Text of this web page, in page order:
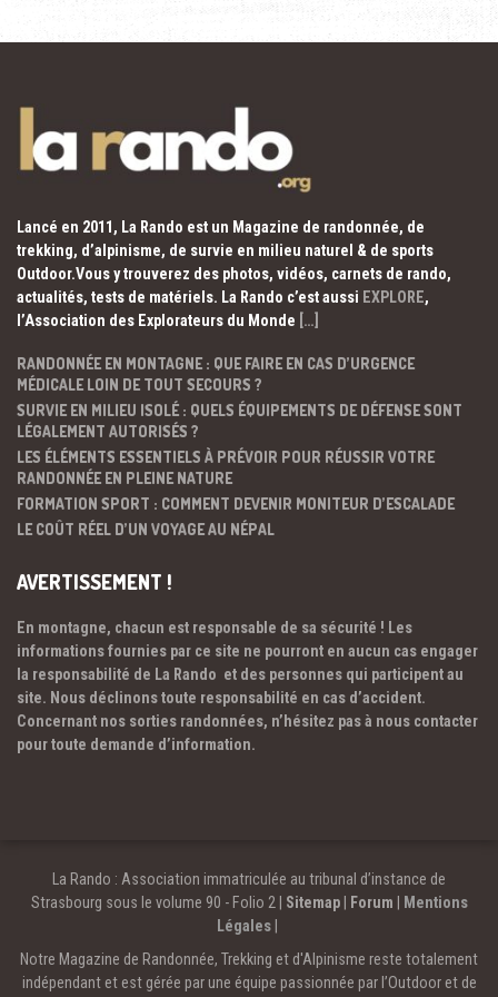
Lancé en 2011, La Rando est un Magazine de randonnée, de
trekking, d’alpinisme, de survie en milieu naturel & de sports
Outdoor.Vous y trouverez des photos, vidéos, carnets de rando,
actualités, tests de matériels. La Rando c’est aussi EXPLORE,
l’Association des Explorateurs du Monde […]
RANDONNÉE EN MONTAGNE : QUE FAIRE EN CAS D’URGENCE
MÉDICALE LOIN DE TOUT SECOURS ?
SURVIE EN MILIEU ISOLÉ : QUELS ÉQUIPEMENTS DE DÉFENSE SONT
LÉGALEMENT AUTORISÉS ?
LES ÉLÉMENTS ESSENTIELS À PRÉVOIR POUR RÉUSSIR VOTRE
RANDONNÉE EN PLEINE NATURE
FORMATION SPORT : COMMENT DEVENIR MONITEUR D’ESCALADE
LE COÛT RÉEL D’UN VOYAGE AU NÉPAL
AVERTISSEMENT !
En montagne, chacun est responsable de sa sécurité ! Les
informations fournies par ce site ne pourront en aucun cas engager
la responsabilité de La Rando et des personnes qui participent au
site. Nous déclinons toute responsabilité en cas d’accident.
Concernant nos sorties randonnées, n’hésitez pas à nous contacter
pour toute demande d’information.
La Rando : Association immatriculée au tribunal d’instance de
Strasbourg sous le volume 90 - Folio 2 | Sitemap| Forum
Mentions
Légales
Notre Magazine de Randonnée, Trekking et d'Alpinisme reste totalement
indépendant et est gérée par une équipe passionnée par l’Outdoor et de